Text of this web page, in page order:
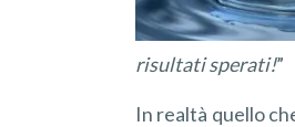
risultati sperati!”
In realtà quello